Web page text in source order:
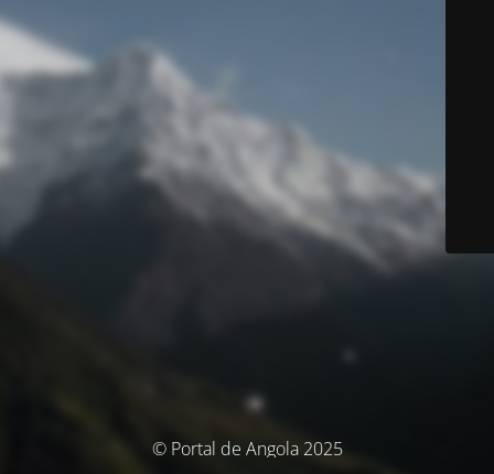
© Portal de Angola 2025